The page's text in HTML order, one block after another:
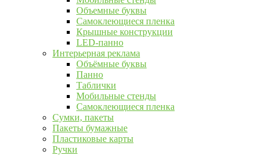
Объемные буквы
Самоклеющиеся пленка
Крышные конструкции
LED-панно
Интерьерная реклама
Объёмные буквы
Панно
Таблички
Мобильные стенды
Самоклеющиеся пленка
Сумки, пакеты
Пакеты бумажные
Пластиковые карты
Ручки